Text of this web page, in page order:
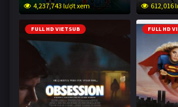
4,237,743 lượt xem
612,016
FULL HD VIETSUB FULL HD